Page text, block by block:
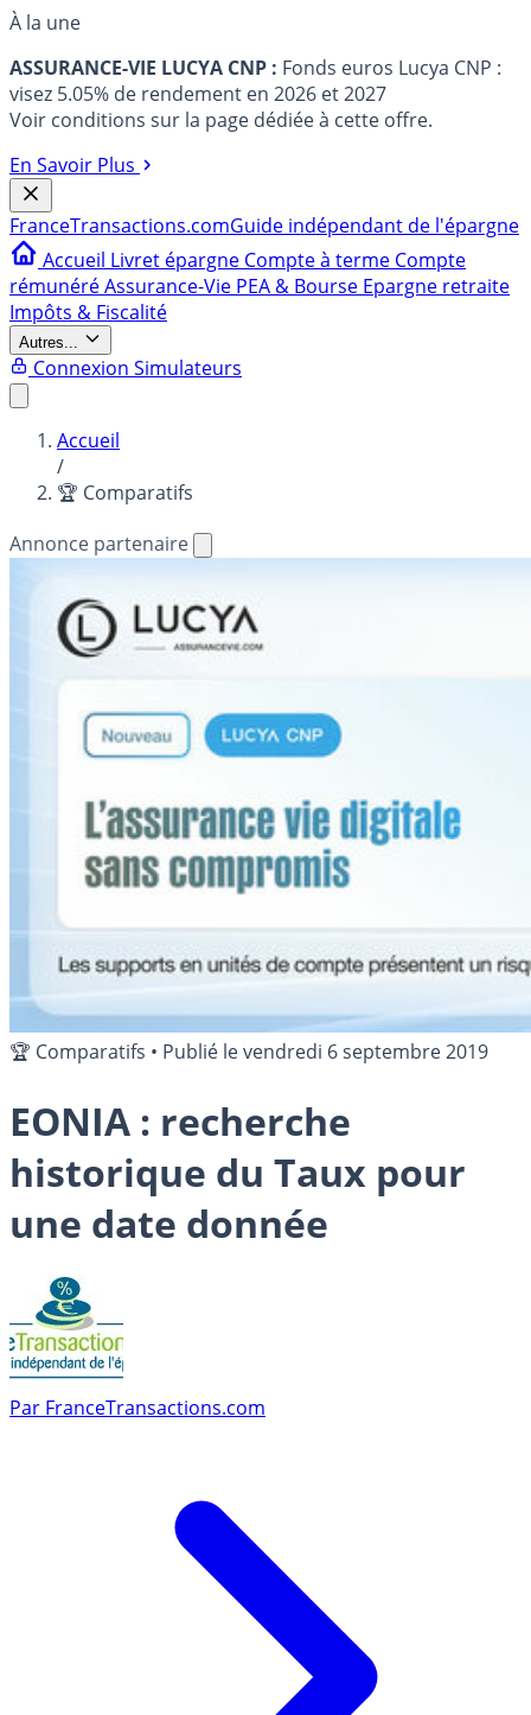
À la une
ASSURANCE-VIE LUCYA CNP : Fonds euros Lucya CNP :
visez 5.05% de rendement en 2026 et 2027
Voir conditions sur la page dédiée à cette offre.
En Savoir Plus
FranceTransactions.comGuide indépendant de l'épargne
Accueil Livret épargne Compte à terme Compte
rémunéréAssurance-Vie PEA & Bourse Epargne retraite
Impôts & Fiscalité
Autres...
Connexion Simulateurs
Accueil
/
🏆 Comparatifs
Annonce partenaire
🏆 Comparatifs • Publié levendredi 6 septembre 2019
EONIA : recherche
historique du Taux pour
une date donnée
Par FranceTransactions.com